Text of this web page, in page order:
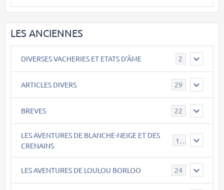
LES ANCIENNES
DIVERSES VACHERIES ET ETATS D'ÂME 2
ARTICLES DIVERS 29
BREVES 22
LES AVENTURES DE BLANCHE-NEIGE ET DES
CRENAINS
17
LES AVENTURES DE LOULOU BORLOO 24